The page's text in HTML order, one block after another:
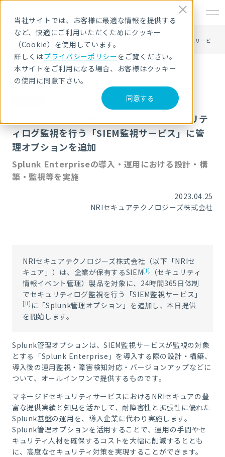
当社サイトでは、お客様に最適な情報を提供する
など、快適にご利用いただくためにクッキー
（Cookie）を使用しています。
詳しくはプライバシーポリシーをご覧ください。
本サイトをご利用になる場合、お客様はクッキー
の使用に同意下さい。
同意する
HOME
ニュース・トピックス
NRIセキュア、24時間365日体制でセキュリティログ監視を行う「SIEM監視サービ
ス」に管理オプションを追加
NRIセキュア、24時間365日体制でセキュリテ
ィログ監視を行う「SIEM監視サービス」に管
理オプションを追加
Splunk Enterpriseの導入・運用における設計・構
築・監視等を実施
2023.04.25
NRIセキュアテクノロジーズ株式会社
NRIセキュアテクノロジーズ株式会社（以下「NRIセ
キュア」）は、企業が保有するSIEM[i]（セキュリティ
情報イベント管理）製品を対象に、24時間365日体制
でセキュリティログ監視を行う「SIEM監視サービス」
[ii]に「Splunk管理オプション」を追加し、本日提供
を開始します。
Splunk管理オプションは、SIEM監視サービスが監視の対象
とする「Splunk Enterprise」を導入する際の設計・構築、
導入後の運用監視・障害検知対応・バージョンアップなどに
ついて、オールインワンで提供するものです。
マネージドセキュリティサービスにおけるNRIセキュアの豊
富な提供実績と知見を活かして、耐障害性と拡張性に優れた
Splunk基盤の運用を、導入企業に代わり実施します。
Splunk管理オプションを活用することで、運用の手間やセ
キュリティ人材を確保するコストを大幅に削減するととも
に、高度なセキュリティ対策を実現することができます。